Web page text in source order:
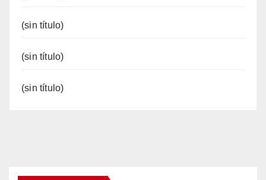
(sin título)
(sin título)
(sin título)